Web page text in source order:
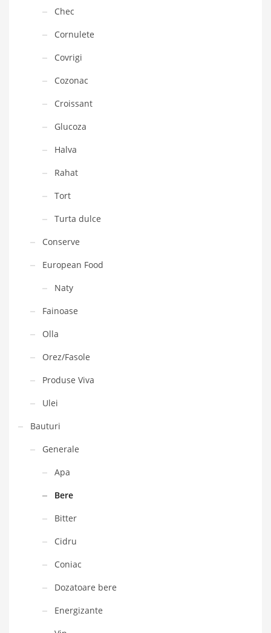
Chec
Cornulete
Covrigi
Cozonac
Croissant
Glucoza
Halva
Rahat
Tort
Turta dulce
Conserve
European Food
Naty
Fainoase
Olla
Orez/Fasole
Produse Viva
Ulei
Bauturi
Generale
Apa
Bere
Bitter
Cidru
Coniac
Dozatoare bere
Energizante